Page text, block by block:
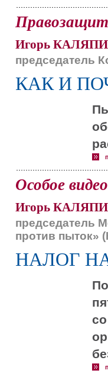
Игорь
председатель
КАК И
Особое
Игорь
председатель
против пыток»
НАЛОГ